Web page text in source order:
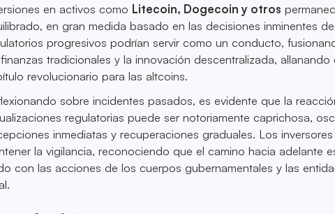
en activos como Litecoin, Dogecoin y otros
en gran medida basado en las decisiones inminentes
progresivos podrían servir como un conducto,
tradicionales y la innovación descentralizada, allanando
revolucionario para las altcoins.
sobre incidentes pasados, es evidente que la
regulatorias puede ser notoriamente caprichosa,
inmediatas y recuperaciones graduales. Los
la vigilancia, reconociendo que el camino hacia adelante
con las acciones de los cuerpos gubernamentales y las